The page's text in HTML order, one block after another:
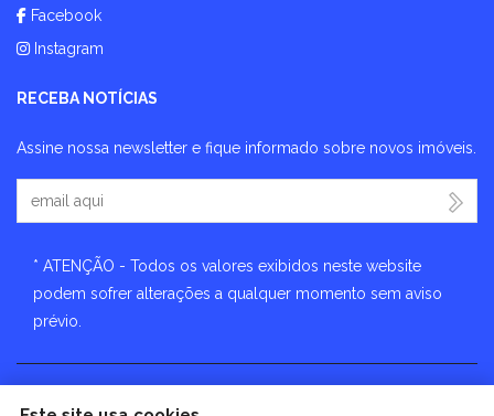
Facebook
Instagram
RECEBA NOTÍCIAS
Assine nossa newsletter e fique informado sobre novos imóveis.
Seu Email
* ATENÇÃO - Todos os valores exibidos neste website
podem sofrer alterações a qualquer momento sem aviso
prévio.